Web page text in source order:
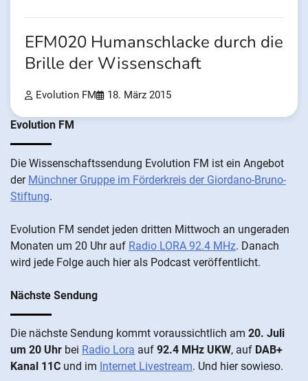
EFM020 Humanschlacke durch die
Brille der Wissenschaft
Evolution FM 18. März 2015
Evolution FM
Die Wis­sen­schafts­send­ung Evolution FM ist ein An­ge­bot
der Münch­ner Grup­pe im För­der­kreis der Gi­ordano-Bruno-
Stiftung.
Evolution FM sen­det je­den drit­ten Mitt­woch an un­ge­ra­den
Mo­nat­en um 20 Uhr auf Radio LORA 92.4 MHz. Da­nach
wird je­de Fol­ge auch hier als Pod­cast ver­öffentlicht.
Nächste Sendung
Die näch­ste Sen­dung kommt vor­aus­sicht­lich am 20. Juli
um 20 Uhr bei Radio Lora auf 92.4 MHz UKW, auf DAB+
Kanal 11C und im Internet Livestream. Und hier sowieso.